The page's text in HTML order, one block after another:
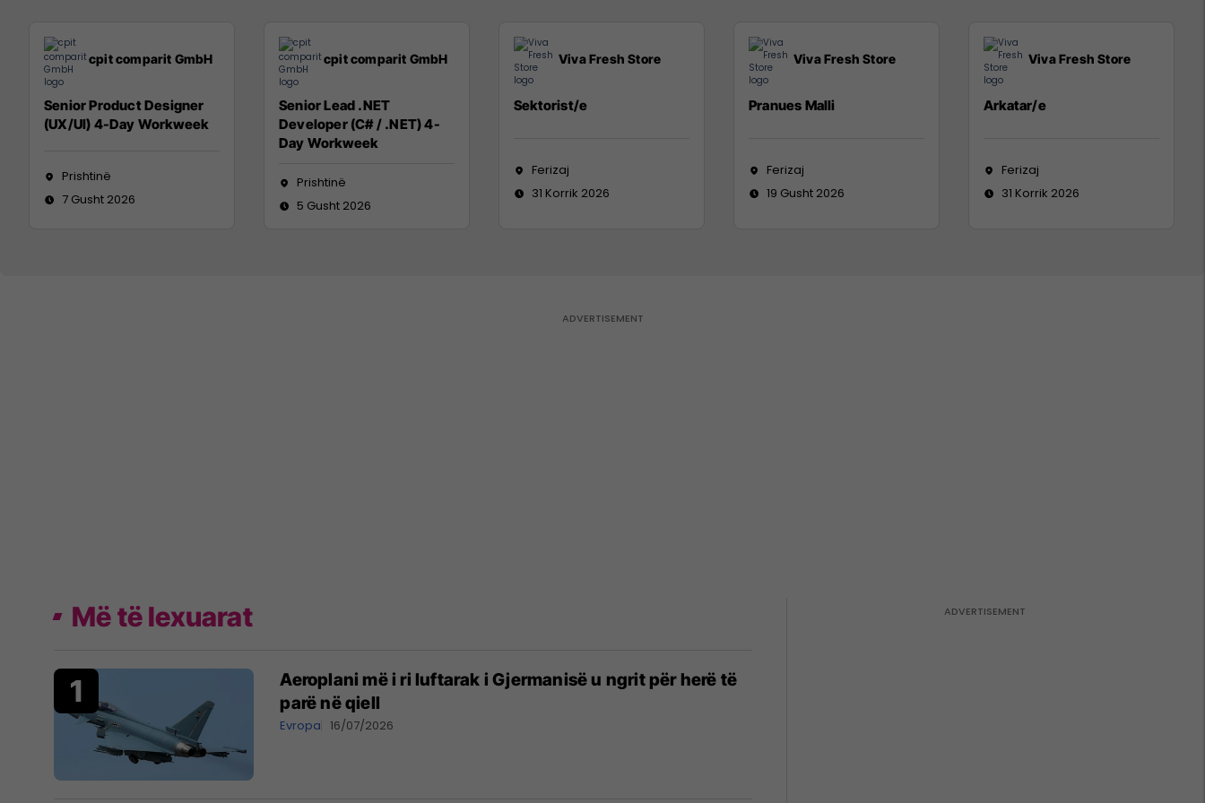
cpit comparit GmbH
Senior Product Designer
(UX/UI) 4-Day Workweek
Prishtinë
7 Gusht 2026
cpit comparit GmbH
Senior Lead .NET
Developer (C# / .NET) 4-
Day Workweek
Prishtinë
5 Gusht 2026
Viva Fresh Store
Sektorist/e
Ferizaj
31 Korrik 2026
Viva Fresh Store
Pranues Malli
Ferizaj
19 Gusht 2026
Viva Fresh Store
Arkatar/e
Ferizaj
31 Korrik 2026
Më të lexuarat
Aeroplani më i ri luftarak i Gjermanisë u ngrit për herë të
parë në qiell
Evropa 16/07/2026